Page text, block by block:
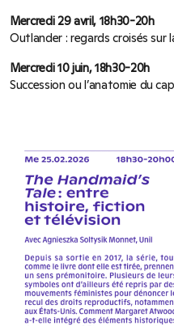
Mercredi 29 avril, 18h30-20h
Outlander : regards croisés sur
Mercredi 10 juin, 18h30-20h
Succession ou l’anatomie du